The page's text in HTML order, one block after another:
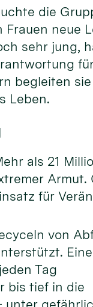
die
Frauen neue
sehr jung,
begleiten
Leben.
als 21
für
von
Eine
Tag
bis tief in die